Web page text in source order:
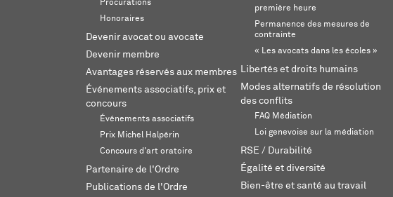
Procurations
Honoraires
Devenir avocat ou avocate
Devenir membre
Avantages réservés aux membres
Événements associatifs, prix et
concours
Événements associatifs
Prix Michel Halpérin
Concours d'art oratoire
Partenaire de l'Ordre
Publications de l'Ordre
première heure
Permanence des mesures de
contrainte
« Les avocats dans les écoles »
Libertés et droits humains
Modes alternatifs de résolution
des conflits
FAQ Médiation
Loi genevoise sur la médiation
RSE / Durabilité
Égalité et diversité
Bien-être et santé au travail